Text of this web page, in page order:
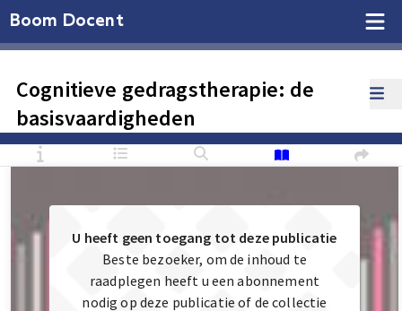
Boom Docent
Cognitieve gedragstherapie: de
basisvaardigheden
U heeft geen toegang tot deze publicatie
Beste bezoeker, om de inhoud te
raadplegen heeft u een abonnement
nodig op deze publicatie of de collectie